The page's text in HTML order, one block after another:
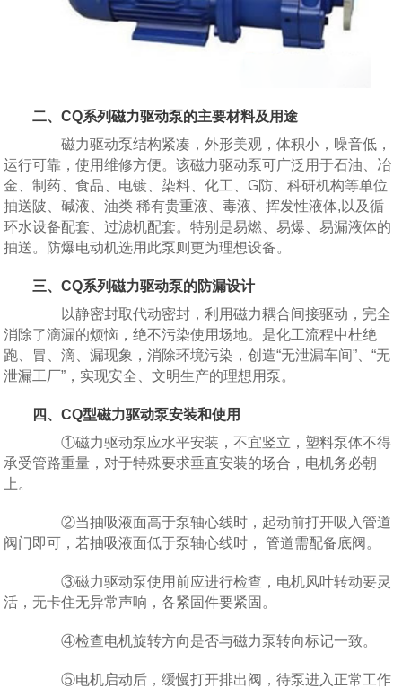
二、CQ系列磁力驱动泵的主要材料及用途
磁力驱动泵结构紧凑，外形美观，体积小，噪音低，
运行可靠，使用维修方便。该磁力驱动泵可广泛用于石油、冶
金、制药、食品、电镀、染料、化工、G防、科研机构等单位
抽送陂、碱液、油类 稀有贵重液、毒液、挥发性液体,以及循
环水设备配套、过滤机配套。特别是易燃、易爆、易漏液体的
抽送。防爆电动机选用此泵则更为理想设备。
三、CQ系列磁力驱动泵的防漏设计
以静密封取代动密封，利用磁力耦合间接驱动，完全
消除了滴漏的烦恼，绝不污染使用场地。是化工流程中杜绝
跑、冒、滴、漏现象，消除环境污染，创造“无泄漏车间”、“无
泄漏工厂”，实现安全、文明生产的理想用泵。
四、CQ型磁力驱动泵安装和使用
①磁力驱动泵应水平安装，不宜竖立，塑料泵体不得
承受管路重量，对于特殊要求垂直安装的场合，电机务必朝
上。
②当抽吸液面高于泵轴心线时，起动前打开吸入管道
阀门即可，若抽吸液面低于泵轴心线时， 管道需配备底阀。
③磁力驱动泵使用前应进行检查，电机风叶转动要灵
活，无卡住无异常声响，各紧固件要紧固。
④检查电机旋转方向是否与磁力泵转向标记一致。
⑤电机启动后，缓慢打开排出阀，待泵进入正常工作